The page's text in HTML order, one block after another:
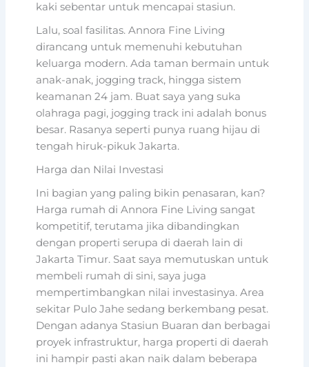
kaki sebentar untuk mencapai stasiun.
Lalu, soal fasilitas. Annora Fine Living
dirancang untuk memenuhi kebutuhan
keluarga modern. Ada taman bermain untuk
anak-anak, jogging track, hingga sistem
keamanan 24 jam. Buat saya yang suka
olahraga pagi, jogging track ini adalah bonus
besar. Rasanya seperti punya ruang hijau di
tengah hiruk-pikuk Jakarta.
Harga dan Nilai Investasi
Ini bagian yang paling bikin penasaran, kan?
Harga rumah di Annora Fine Living sangat
kompetitif, terutama jika dibandingkan
dengan properti serupa di daerah lain di
Jakarta Timur. Saat saya memutuskan untuk
membeli rumah di sini, saya juga
mempertimbangkan nilai investasinya. Area
sekitar Pulo Jahe sedang berkembang pesat.
Dengan adanya Stasiun Buaran dan berbagai
proyek infrastruktur, harga properti di daerah
ini hampir pasti akan naik dalam beberapa